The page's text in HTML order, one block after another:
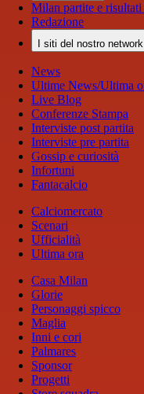
Milan partite e
Redazione
I siti del nostro network
News
Ultime News/Ultima
Live Blog
Conferenze Stampa
Interviste post partita
Interviste pre partita
Gossip e curiosità
Infortuni
Fantacalcio
Calciomercato
Scenari
Ufficialità
Ultima ora
Casa Milan
Glorie
Personaggi spicco
Maglia
Inni e cori
Palmares
Sponsor
Progetti